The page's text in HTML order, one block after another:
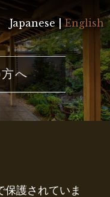
Japanese |English
へ
保護されていま